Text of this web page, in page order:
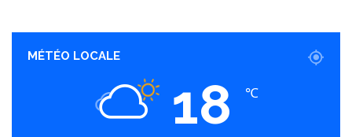
MÉTÉO LOCALE
18 ℃